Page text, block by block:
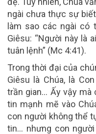
ngài chưa thực sự
làm sao các ngài có
Giêsu: “Người này là
tuân lệnh” (Mc 4:41).
Trong thời đại của
Giêsu là Chúa, là
trần gian… Ấy vậy mà
tin mạnh mẽ vào
con người không thể
tin… nhưng con